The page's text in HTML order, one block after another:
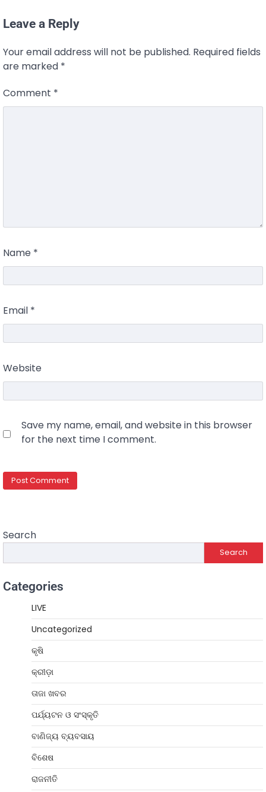
Leave a Reply
Your email address will not be published. Required fields
are marked *
Comment *
Name *
Email *
Website
Save my name, email, and website in this browser
for the next time I comment.
Search
Search
Categories
LIVE
Uncategorized
କୃଷି
କ୍ରୀଡ଼ା
ତାଜା ଖବର
ପର୍ଯ୍ୟଟନ ଓ ସଂସ୍କୃତି
ବାଣିଜ୍ୟ ବ୍ୟବସାୟ
ବିଶେଷ
ରାଜନୀତି